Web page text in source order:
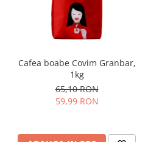
Cafea boabe Covim Granbar,
1kg
65,10 RON
59,99 RON